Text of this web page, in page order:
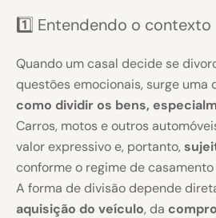
1️⃣ Entendendo o contexto
Quando um casal decide se
questões emocionais, surge uma
como dividir os bens,
Carros, motos e outros
valor expressivo e, portanto,
conforme o regime de
A forma de divisão depende
aquisição do veículo, da